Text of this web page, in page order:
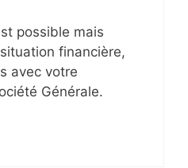
possible mais
financière,
avec votre
Générale.